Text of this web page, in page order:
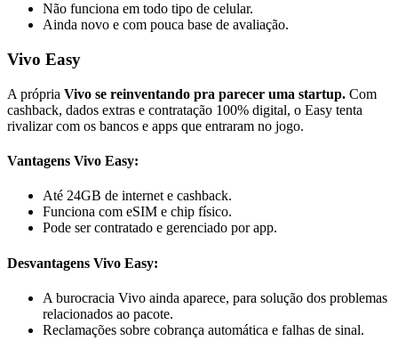
Não funciona em todo tipo de celular.
Ainda novo e com pouca base de avaliação.
Vivo Easy
A própria Vivo se reinventando pra parecer uma startup. Com
cashback, dados extras e contratação 100% digital, o Easy tenta
rivalizar com os bancos e apps que entraram no jogo.
Vantagens Vivo Easy:
Até 24GB de internet e cashback.
Funciona com eSIM e chip físico.
Pode ser contratado e gerenciado por app.
Desvantagens Vivo Easy:
A burocracia Vivo ainda aparece, para solução dos problemas
relacionados ao pacote.
Reclamações sobre cobrança automática e falhas de sinal.